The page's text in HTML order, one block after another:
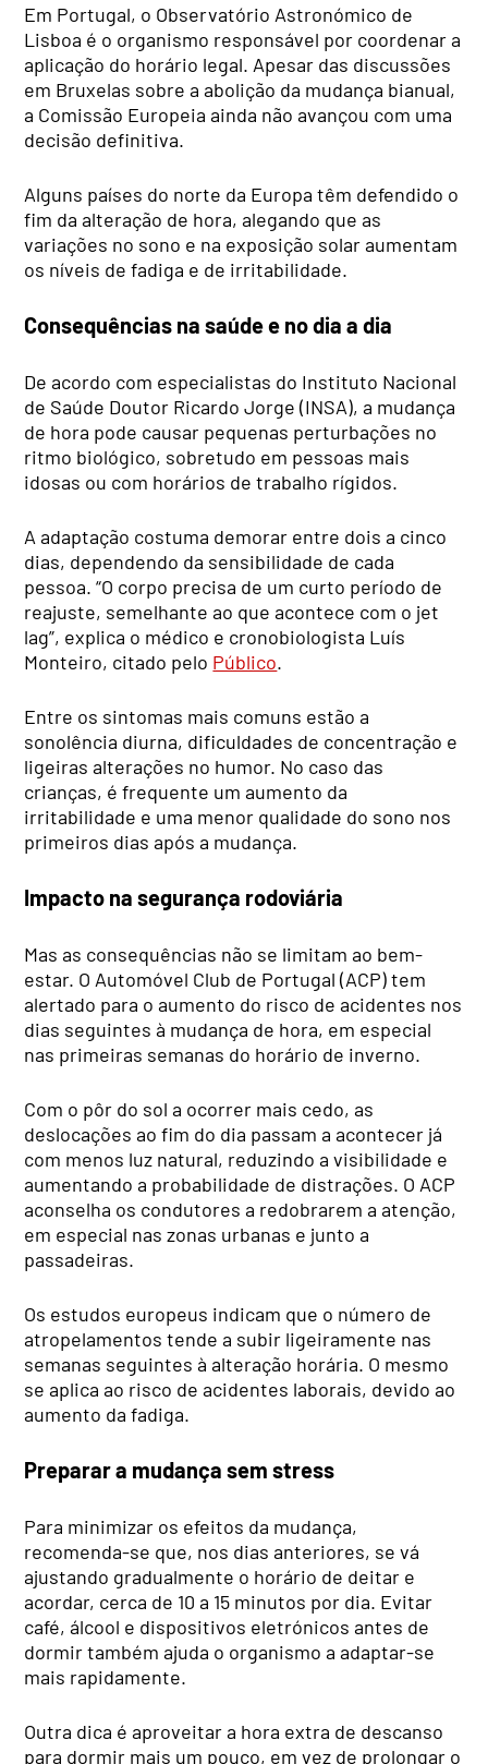
Em Portugal, o Observatório Astronómico de
Lisboa é o organismo responsável por coordenar a
aplicação do horário legal. Apesar das discussões
em Bruxelas sobre a abolição da mudança bianual,
a Comissão Europeia ainda não avançou com uma
decisão definitiva.
Alguns países do norte da Europa têm defendido o
fim da alteração de hora, alegando que as
variações no sono e na exposição solar aumentam
os níveis de fadiga e de irritabilidade.
Consequências na saúde e no dia a dia
De acordo com especialistas do Instituto Nacional
de Saúde Doutor Ricardo Jorge (INSA), a mudança
de hora pode causar pequenas perturbações no
ritmo biológico, sobretudo em pessoas mais
idosas ou com horários de trabalho rígidos.
A adaptação costuma demorar entre dois a cinco
dias, dependendo da sensibilidade de cada
pessoa. “O corpo precisa de um curto período de
reajuste, semelhante ao que acontece com o jet
lag”, explica o médico e cronobiologista Luís
Monteiro, citado pelo Público.
Entre os sintomas mais comuns estão a
sonolência diurna, dificuldades de concentração e
ligeiras alterações no humor. No caso das
crianças, é frequente um aumento da
irritabilidade e uma menor qualidade do sono nos
primeiros dias após a mudança.
Impacto na segurança rodoviária
Mas as consequências não se limitam ao bem-
estar. O Automóvel Club de Portugal (ACP) tem
alertado para o aumento do risco de acidentes nos
dias seguintes à mudança de hora, em especial
nas primeiras semanas do horário de inverno.
Com o pôr do sol a ocorrer mais cedo, as
deslocações ao fim do dia passam a acontecer já
com menos luz natural, reduzindo a visibilidade e
aumentando a probabilidade de distrações. O ACP
aconselha os condutores a redobrarem a atenção,
em especial nas zonas urbanas e junto a
passadeiras.
Os estudos europeus indicam que o número de
atropelamentos tende a subir ligeiramente nas
semanas seguintes à alteração horária. O mesmo
se aplica ao risco de acidentes laborais, devido ao
aumento da fadiga.
Preparar a mudança sem stress
Para minimizar os efeitos da mudança,
recomenda-se que, nos dias anteriores, se vá
ajustando gradualmente o horário de deitar e
acordar, cerca de 10 a 15 minutos por dia. Evitar
café, álcool e dispositivos eletrónicos antes de
dormir também ajuda o organismo a adaptar-se
mais rapidamente.
Outra dica é aproveitar a hora extra de descanso
para dormir mais um pouco, em vez de prolongar o